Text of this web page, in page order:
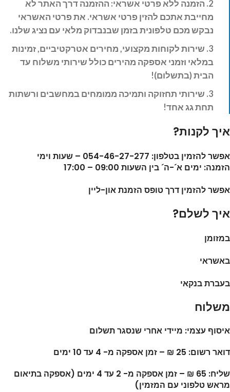
2. הזמנה ללא פרטי אשראי: ההזמנה דרך האתר לא
מחייבת אתכם להזין פרטי אשראי. את פרטי האשראי
נבקש מכם טלפונית בזמן שבנבדוק מלאי עם נציג שלנו.
3. שירות לקוחות מקצועי, מחירים אטרקטיביים, זמינות
במלאי וזמני אספקה מהירים כולל שירותי משלוח עד
הבית (בתשלום)!
3. שירותי תחזוקה ותמיכה ממומחים במחשבים ורשתות
תחת גג אחד!
איך לקנות?
אפשר להזמין בטלפון: 054-46-27-277 – שעות וימי
הזמנה: ימים א´-ה´ בין השעות 09:00 – 17:00
אפשר להזמין דרך טופס הזמנת און-ליין
איך לשלם?
במזומן
באשראי
בעברת בנקאי
משלוח
איסוף עצמי: מיידי אחרי שנסגר תשלום
דואר רשום: 25 ₪ – זמן אספקה מ- 4 עד 10 ימים
שליח: 65 ₪ – זמן אספקה מ- 2 עד 4 ימים (אספקה בתיאום
מראש טלפוני עם המזמין)